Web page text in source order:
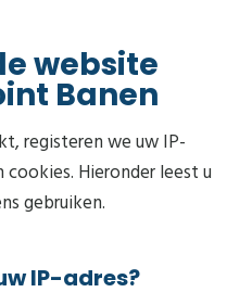
website
Banen
registeren we uw IP-
Hieronder leest u
gebruiken.
IP-adres?